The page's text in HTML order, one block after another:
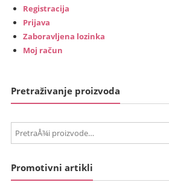
Registracija
Prijava
Zaboravljena lozinka
Moj račun
Pretraživanje proizvoda
PretraÅ¾i:
Promotivni artikli